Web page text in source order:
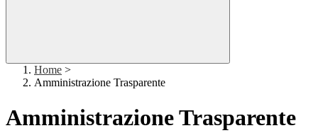
Home >
Amministrazione Trasparente
Amministrazione Trasparente